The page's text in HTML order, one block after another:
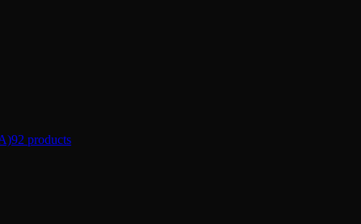
92 products